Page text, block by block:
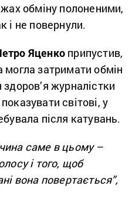
обміну полоненими,
і не повернули.
Яценко припустив,
могла затримати обмін
журналістки
світові, у
після катувань.
саме в цьому –
і того, щоб
вона повертається”,